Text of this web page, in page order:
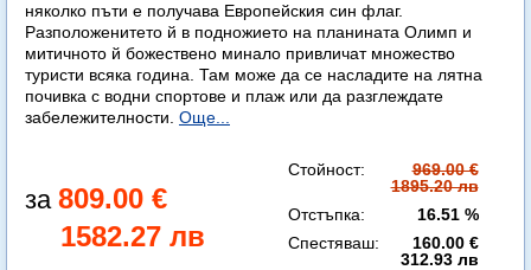
няколко пъти е получава Европейския син флаг.
Разположенитето й в подножието на планината Олимп и
митичното й божествено минало привличат множество
туристи всяка година. Там може да се насладите на лятна
почивка с водни спортове и плаж или да разглеждате
забележителности. Още...
809.00 €
1582.27 лв
Стойност:
969.00 €
1895.20 лв
Отстъпка:
16.51 %
Спестяваш:
160.00 €
312.93 лв